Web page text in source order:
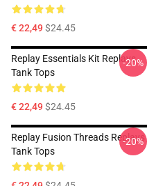
€ 22,49$24.45
Replay Essentials Kit Replays
Tank Tops
€ 22,49$24.45
-20%
Replay Fusion Threads Replays
Tank Tops
-20%